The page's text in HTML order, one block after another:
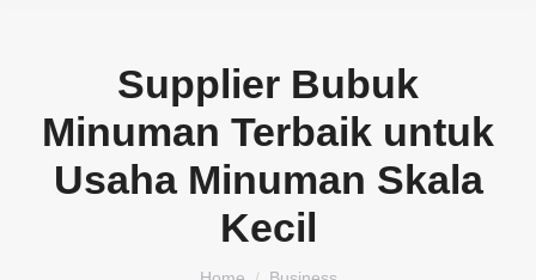
Supplier Bubuk
Minuman Terbaik untuk
Usaha Minuman Skala
Kecil